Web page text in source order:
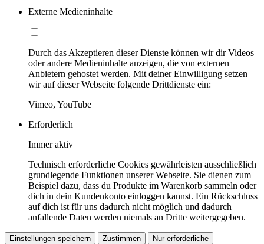
Externe Medieninhalte
Durch das Akzeptieren dieser Dienste können wir dir Videos
oder andere Medieninhalte anzeigen, die von externen
Anbietern gehostet werden. Mit deiner Einwilligung setzen
wir auf dieser Webseite folgende Drittdienste ein:
Vimeo, YouTube
Erforderlich
Immer aktiv
Technisch erforderliche Cookies gewährleisten ausschließlich
grundlegende Funktionen unserer Webseite. Sie dienen zum
Beispiel dazu, dass du Produkte im Warenkorb sammeln oder
dich in dein Kundenkonto einloggen kannst. Ein Rückschluss
auf dich ist für uns dadurch nicht möglich und dadurch
anfallende Daten werden niemals an Dritte weitergegeben.
Einstellungen speichern Zustimmen Nur erforderliche